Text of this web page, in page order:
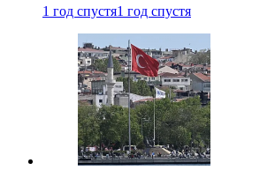
1 год спустя1 год спустя